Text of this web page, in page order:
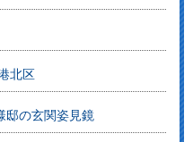
北区
邸の玄関姿見鏡